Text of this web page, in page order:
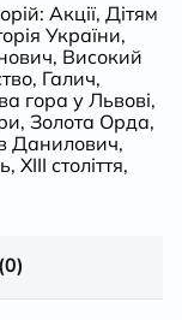
Акції, Дітям
України,
, Високий
, Галич,
гора у Львові,
, Золота Орда,
Данилович,
, ХIII століття,